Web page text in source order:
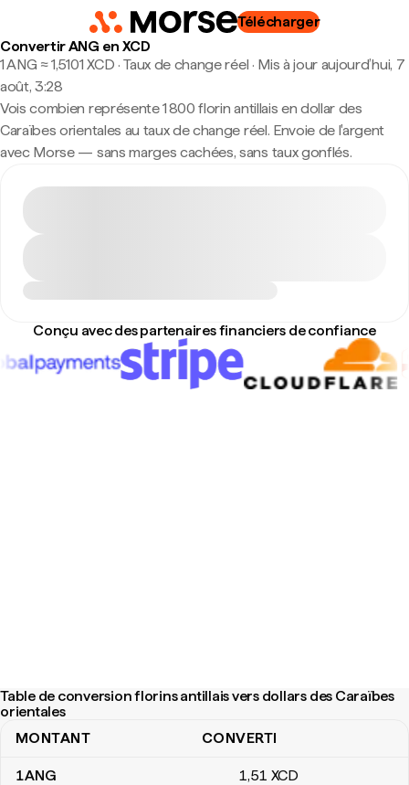
Télécharger
Convertir ANG en XCD
1 ANG ≈ 1,5101 XCD · Taux de change réel · Mis à jour aujourd’hui, 7
août, 3:28
Vois combien représente 1 800 florin antillais en dollar des
Caraïbes orientales au taux de change réel. Envoie de l'argent
avec Morse — sans marges cachées, sans taux gonflés.
Conçu avec des partenaires financiers de confiance
Table de conversion florins antillais vers dollars des Caraïbes
orientales
Table de conversion florins antillais vers dollars des Caraïbes
MONTANT CONVERTI
1ANG 1,51 XCD